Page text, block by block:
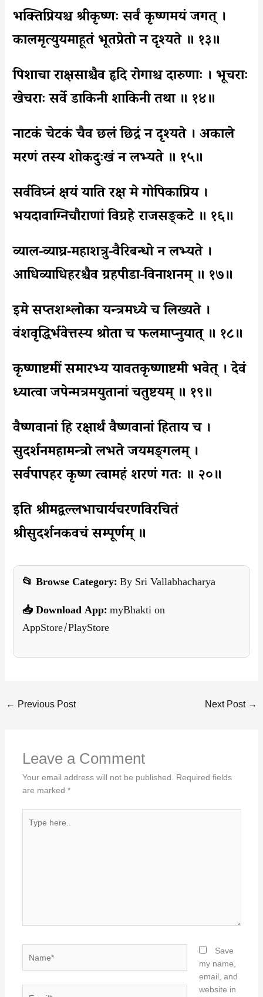
भक्तिप्रियश्च श्रीकृष्णः सर्वं कृष्णमयं जगत् ।
कालमृत्युयमाहूतं भूतप्रेतो न दृश्यते ॥ १३॥
पिशाचा राक्षसाश्चैव हृदि रोगाश्च दारुणाः । भूचराः
खेचराः सर्वे डाकिनी शाकिनी तथा ॥ १४॥
नाटकं चेटकं चैव छलं छिद्रं न दृश्यते । अकाले
मरणं तस्य शोकदुःखं न लभ्यते ॥ १५॥
सर्वविघ्नं क्षयं याति रक्ष मे गोपिकाप्रिय ।
भयदावाग्निचौराणां विग्रहे राजसङ्कटे ॥ १६॥
व्याल-व्याघ्र-महाशत्रु-वैरिबन्धो न लभ्यते ।
आधिव्याधिहरश्चैव ग्रहपीडा-विनाशनम् ॥ १७॥
इमे सप्तशश्लोका यन्त्रमध्ये च लिख्यते ।
वंशवृद्धिर्भवेत्तस्य श्रोता च फलमाप्नुयात् ॥ १८॥
कृष्णाष्टमीं समारभ्य यावतकृष्णाष्टमी भवेत् । देवं
ध्यात्वा जपेन्मत्रमयुतानां चतुष्टयम् ॥ १९॥
वैष्णवानां हि रक्षार्थं वैष्णवानां हिताय च ।
सुदर्शनमहामन्त्रो लभते जयमङ्गलम् ।
सर्वपापहर कृष्ण त्वामहं शरणं गतः ॥ २०॥
इति श्रीमद्वल्लभाचार्यचरणविरचितं
श्रीसुदर्शनकवचं सम्पूर्णम् ॥
📂 Browse Category:By Sri Vallabhacharya
📥 Download App:myBhakti on
AppStore/PlayStore
← Previous Post Next Post →
Leave a Comment
Your email address will not be published. Required fields
are marked *
here..
Save
my name,
email, and
website in